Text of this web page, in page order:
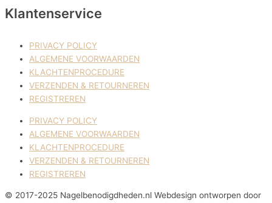
Klantenservice
PRIVACY POLICY
ALGEMENE VOORWAARDEN
KLACHTENPROCEDURE
VERZENDEN & RETOURNEREN
REGISTREREN
PRIVACY POLICY
ALGEMENE VOORWAARDEN
KLACHTENPROCEDURE
VERZENDEN & RETOURNEREN
REGISTREREN
© 2017-2025 Nagelbenodigdheden.nl Webdesign ontworpen door